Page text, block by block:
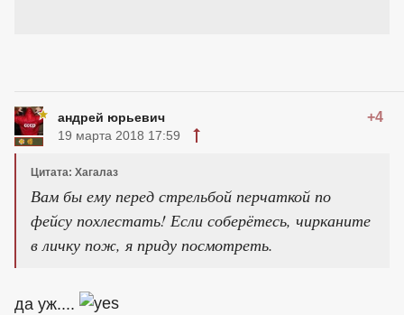
андрей юрьевич +4
19 марта 2018 17:59
Цитата: Хагалаз
Вам бы ему перед стрельбой перчаткой по
фейсу похлестать! Если соберётесь, чирканите
в личку пож, я приду посмотреть.
да уж....